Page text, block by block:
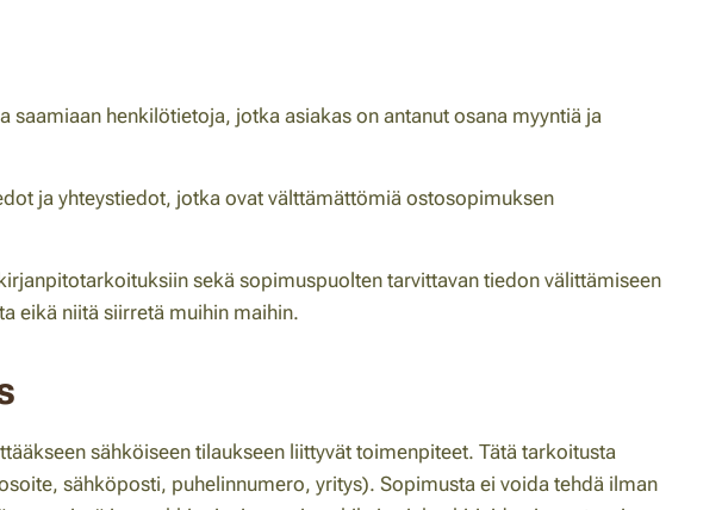
saamiaan henkilötietoja, jotka asiakas on antanut osana myyntiä ja
ja yhteystiedot, jotka ovat välttämättömiä ostosopimuksen
sekä sopimuspuolten tarvittavan tiedon välittämiseen
eikä niitä siirretä muihin maihin.
sähköiseen tilaukseen liittyvät toimenpiteet. Tätä tarkoitusta
sähköposti, puhelinnumero, yritys). Sopimusta ei voida tehdä ilman